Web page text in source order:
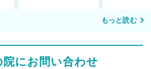
もっと読む
院にお問い合わせ